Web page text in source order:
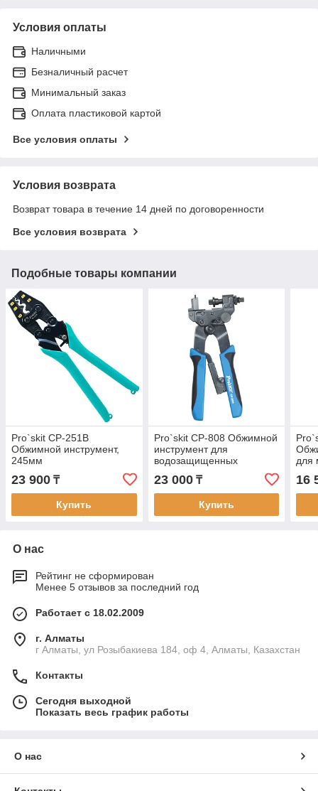
Условия оплаты
Наличными
Безналичный расчет
Минимальный заказ
Оплата пластиковой картой
Все условия оплаты
Условия возврата
Возврат товара в течение 14 дней по договоренности
Все условия возврата
Подобные товары компании
Pro`skit CP-251B
Обжимной инструмент,
245мм
23 900 ₸
Купить
Pro`skit CP-808 Обжимной
инструмент для
водозащищенных
23 000₸
Купить
для
16
О нас
Рейтинг не сформирован
Менее 5 отзывов за последний год
Работает с 18.02.2009
г. Алматы
г Алматы, ул Розыбакиева 184, оф 4, Алматы, Казахстан
Контакты
Сегодня выходной
Показать весь график работы
О нас